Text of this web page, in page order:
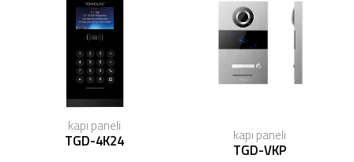
kapı paneli
TGD-4K24 kapı paneli
TGD-VKP